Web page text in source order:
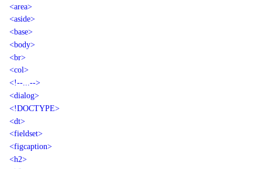
<area>
<aside>
<base>
<body>
<br>
<col>
<!--...-->
<dialog>
<!DOCTYPE>
<dt>
<fieldset>
<figcaption>
<h2>